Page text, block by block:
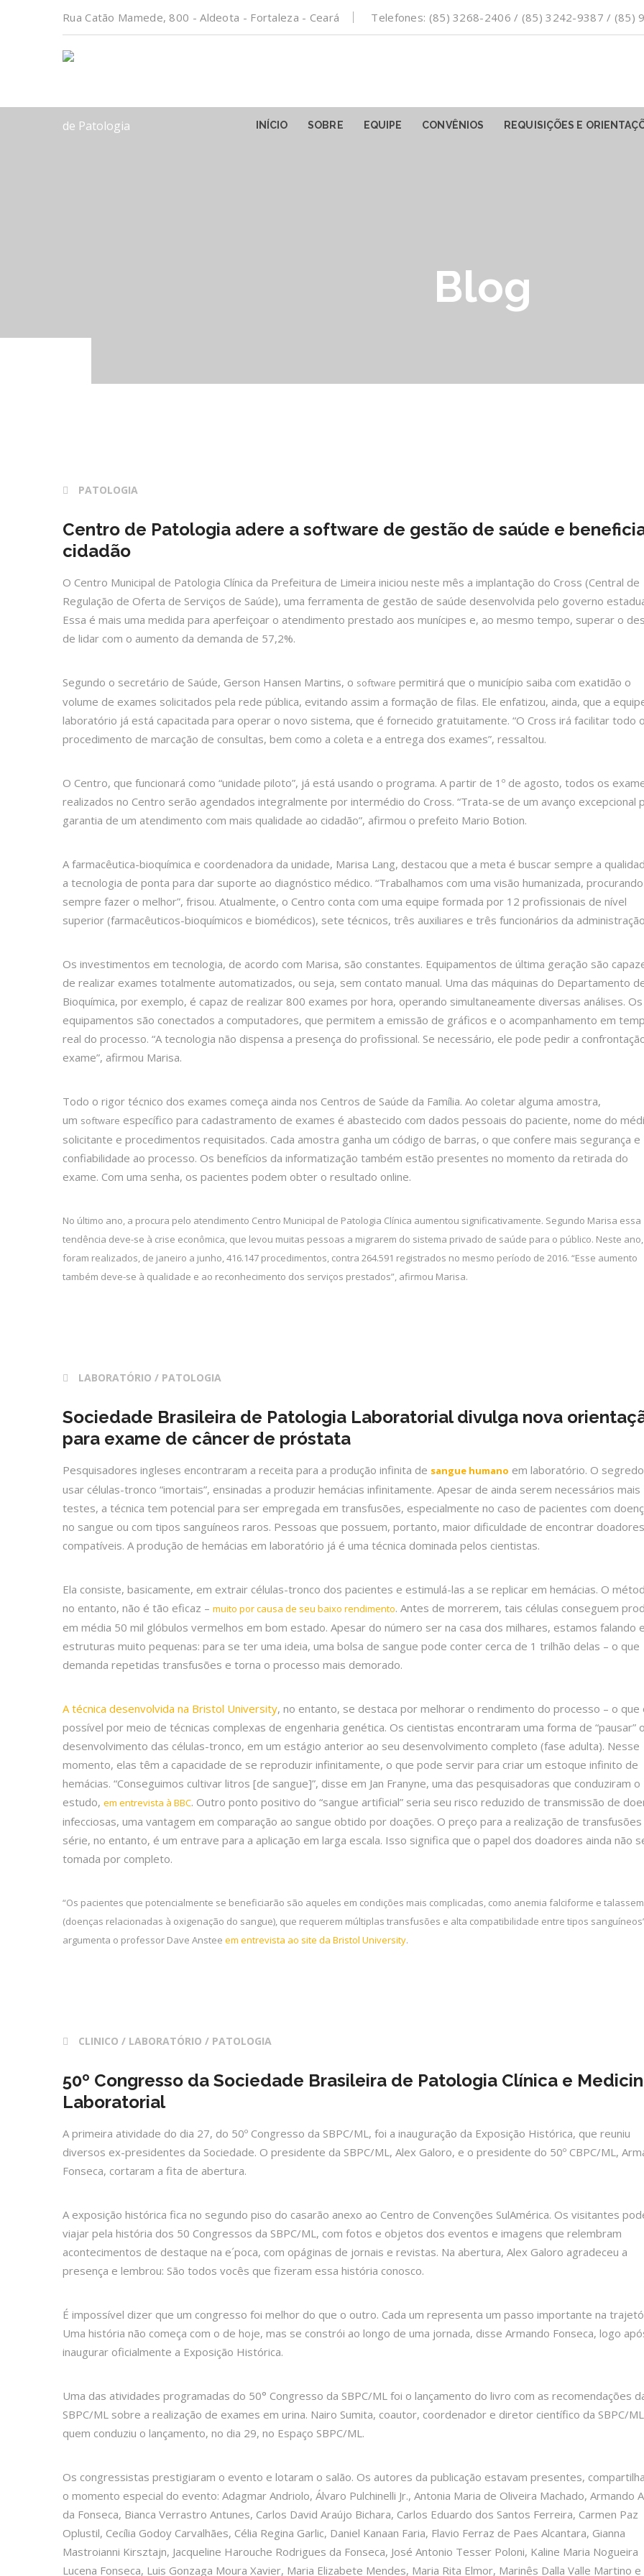
Rua Catão Mamede, 800 - Aldeota - Fortaleza - Ceará Telefones: (85) 3268-2406 / (85) 3242-9387 / (85)
INÍCIO SOBRE EQUIPE CONVÊNIOS REQUISIÇÕES E
Blog
PATOLOGIA
Centro de Patologia adere a software de gestão de saúde e
cidadão
O Centro Municipal de Patologia Clínica da Prefeitura de Limeira iniciou neste mês a implantação do Cross (Central de
Regulação de Oferta de Serviços de Saúde), uma ferramenta de gestão de saúde desenvolvida pelo governo
Essa é mais uma medida para aperfeiçoar o atendimento prestado aos munícipes e, ao mesmo tempo, superar o
de lidar com o aumento da demanda de 57,2%.
Segundo o secretário de Saúde, Gerson Hansen Martins, o software permitirá que o município saiba com exatidão o
volume de exames solicitados pela rede pública, evitando assim a formação de filas. Ele enfatizou, ainda, que a
laboratório já está capacitada para operar o novo sistema, que é fornecido gratuitamente. “O Cross irá facilitar todo o
procedimento de marcação de consultas, bem como a coleta e a entrega dos exames”, ressaltou.
O Centro, que funcionará como “unidade piloto”, já está usando o programa. A partir de 1º de agosto, todos os
realizados no Centro serão agendados integralmente por intermédio do Cross. “Trata-se de um avanço excepcional
garantia de um atendimento com mais qualidade ao cidadão”, afirmou o prefeito Mario Botion.
A farmacêutica-bioquímica e coordenadora da unidade, Marisa Lang, destacou que a meta é buscar sempre a
a tecnologia de ponta para dar suporte ao diagnóstico médico. “Trabalhamos com uma visão humanizada, procurando
sempre fazer o melhor”, frisou. Atualmente, o Centro conta com uma equipe formada por 12 profissionais de nível
superior (farmacêuticos-bioquímicos e biomédicos), sete técnicos, três auxiliares e três funcionários da
Os investimentos em tecnologia, de acordo com Marisa, são constantes. Equipamentos de última geração são
de realizar exames totalmente automatizados, ou seja, sem contato manual. Uma das máquinas do Departamento
Bioquímica, por exemplo, é capaz de realizar 800 exames por hora, operando simultaneamente diversas análises. Os
equipamentos são conectados a computadores, que permitem a emissão de gráficos e o acompanhamento em
real do processo. “A tecnologia não dispensa a presença do profissional. Se necessário, ele pode pedir a
exame”, afirmou Marisa.
Todo o rigor técnico dos exames começa ainda nos Centros de Saúde da Família. Ao coletar alguma amostra,
um software específico para cadastramento de exames é abastecido com dados pessoais do paciente, nome do
solicitante e procedimentos requisitados. Cada amostra ganha um código de barras, o que confere mais segurança e
confiabilidade ao processo. Os benefícios da informatização também estão presentes no momento da retirada do
exame. Com uma senha, os pacientes podem obter o resultado online.
No último ano, a procura pelo atendimento Centro Municipal de Patologia Clínica aumentou significativamente. Segundo Marisa essa
tendência deve-se à crise econômica, que levou muitas pessoas a migrarem do sistema privado de saúde para o público. Neste ano,
foram realizados, de janeiro a junho, 416.147 procedimentos, contra 264.591 registrados no mesmo período de 2016. “Esse aumento
também deve-se à qualidade e ao reconhecimento dos serviços prestados”, afirmou Marisa.
LABORATÓRIO / PATOLOGIA
Sociedade Brasileira de Patologia Laboratorial divulga nova
para exame de câncer de próstata
Pesquisadores ingleses encontraram a receita para a produção infinita de sangue humano em laboratório. O
usar células-tronco “imortais”, ensinadas a produzir hemácias infinitamente. Apesar de ainda serem necessários mais
testes, a técnica tem potencial para ser empregada em transfusões, especialmente no caso de pacientes com
no sangue ou com tipos sanguíneos raros. Pessoas que possuem, portanto, maior dificuldade de encontrar doadores
compatíveis. A produção de hemácias em laboratório já é uma técnica dominada pelos cientistas.
Ela consiste, basicamente, em extrair células-tronco dos pacientes e estimulá-las a se replicar em hemácias. O
no entanto, não é tão eficaz – muito por causa de seu baixo rendimento. Antes de morrerem, tais células conseguem
em média 50 mil glóbulos vermelhos em bom estado. Apesar do número ser na casa dos milhares, estamos falando
estruturas muito pequenas: para se ter uma ideia, uma bolsa de sangue pode conter cerca de 1 trilhão delas – o que
demanda repetidas transfusões e torna o processo mais demorado.
A técnica desenvolvida na Bristol University, no entanto, se destaca por melhorar o rendimento do processo – o que
possível por meio de técnicas complexas de engenharia genética. Os cientistas encontraram uma forma de “pausar” o
desenvolvimento das células-tronco, em um estágio anterior ao seu desenvolvimento completo (fase adulta). Nesse
momento, elas têm a capacidade de se reproduzir infinitamente, o que pode servir para criar um estoque infinito de
hemácias. “Conseguimos cultivar litros [de sangue]”, disse em Jan Franyne, uma das pesquisadoras que conduziram o
estudo, em entrevista à BBC. Outro ponto positivo do “sangue artificial” seria seu risco reduzido de transmissão de
infecciosas, uma vantagem em comparação ao sangue obtido por doações. O preço para a realização de transfusões
série, no entanto, é um entrave para a aplicação em larga escala. Isso significa que o papel dos doadores ainda não
tomada por completo.
“Os pacientes que potencialmente se beneficiarão são aqueles em condições mais complicadas, como anemia falciforme e
(doenças relacionadas à oxigenação do sangue), que requerem múltiplas transfusões e alta compatibilidade entre tipos
argumenta o professor Dave Anstee em entrevista ao site da Bristol University.
CLINICO / LABORATÓRIO / PATOLOGIA
50º Congresso da Sociedade Brasileira de Patologia Clínica e
Laboratorial
A primeira atividade do dia 27, do 50º Congresso da SBPC/ML, foi a inauguração da Exposição Histórica, que reuniu
diversos ex-presidentes da Sociedade. O presidente da SBPC/ML, Alex Galoro, e o presidente do 50º CBPC/ML,
Fonseca, cortaram a fita de abertura.
A exposição histórica fica no segundo piso do casarão anexo ao Centro de Convenções SulAmérica. Os visitantes
viajar pela história dos 50 Congressos da SBPC/ML, com fotos e objetos dos eventos e imagens que relembram
acontecimentos de destaque na e´poca, com opáginas de jornais e revistas. Na abertura, Alex Galoro agradeceu a
presença e lembrou: São todos vocês que fizeram essa história conosco.
É impossível dizer que um congresso foi melhor do que o outro. Cada um representa um passo importante na
Uma história não começa com o de hoje, mas se constrói ao longo de uma jornada, disse Armando Fonseca, logo
inaugurar oficialmente a Exposição Histórica.
Uma das atividades programadas do 50° Congresso da SBPC/ML foi o lançamento do livro com as recomendações
SBPC/ML sobre a realização de exames em urina. Nairo Sumita, coautor, coordenador e diretor científico da SBPC/
quem conduziu o lançamento, no dia 29, no Espaço SBPC/ML.
Os congressistas prestigiaram o evento e lotaram o salão. Os autores da publicação estavam presentes,
o momento especial do evento: Adagmar Andriolo, Álvaro Pulchinelli Jr., Antonia Maria de Oliveira Machado, Armando
da Fonseca, Bianca Verrastro Antunes, Carlos David Araújo Bichara, Carlos Eduardo dos Santos Ferreira, Carmen Paz
Oplustil, Cecília Godoy Carvalhães, Célia Regina Garlic, Daniel Kanaan Faria, Flavio Ferraz de Paes Alcantara, Gianna
Mastroianni Kirsztajn, Jacqueline Harouche Rodrigues da Fonseca, José Antonio Tesser Poloni, Kaline Maria Nogueira
Lucena Fonseca, Luis Gonzaga Moura Xavier, Maria Elizabete Mendes, Maria Rita Elmor, Marinês Dalla Valle Martino e